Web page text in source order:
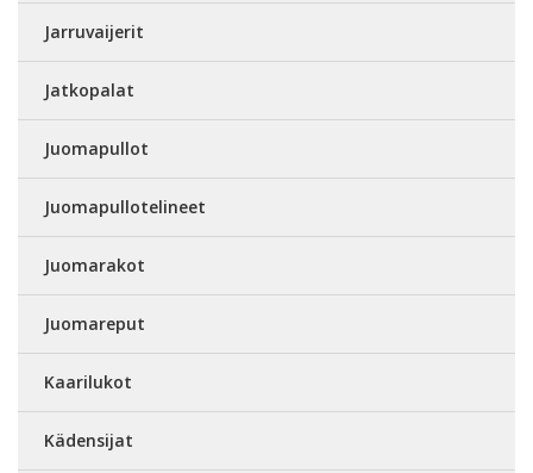
Jarruvaijerit
Jatkopalat
Juomapullot
Juomapullotelineet
Juomarakot
Juomareput
Kaarilukot
Kädensijat